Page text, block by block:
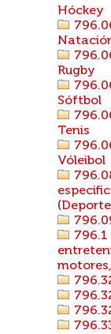
Hóckey
Rugby
Sóftbol
Tenis
Vóleibol
796.1